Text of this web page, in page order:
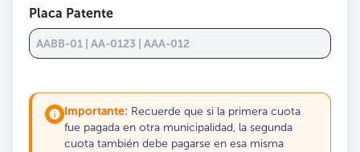
Placa Patente
Importante: Recuerde que si la primera cuota
fue pagada en otra municipalidad, la segunda
cuota también debe pagarse en esa misma